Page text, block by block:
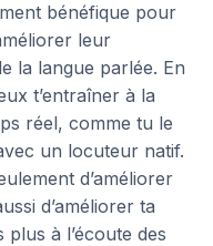
bénéfique pour
leur
la langue parlée. En
t’entraîner à la
réel, comme tu le
un locuteur natif.
d’améliorer
d’améliorer ta
à l’écoute des